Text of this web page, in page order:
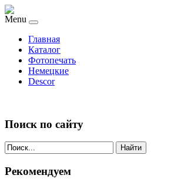
Menu
Главная
Каталог
Фотопечать
Немецкие
Descor
Поиск по сайту
Найти
Рекомендуем